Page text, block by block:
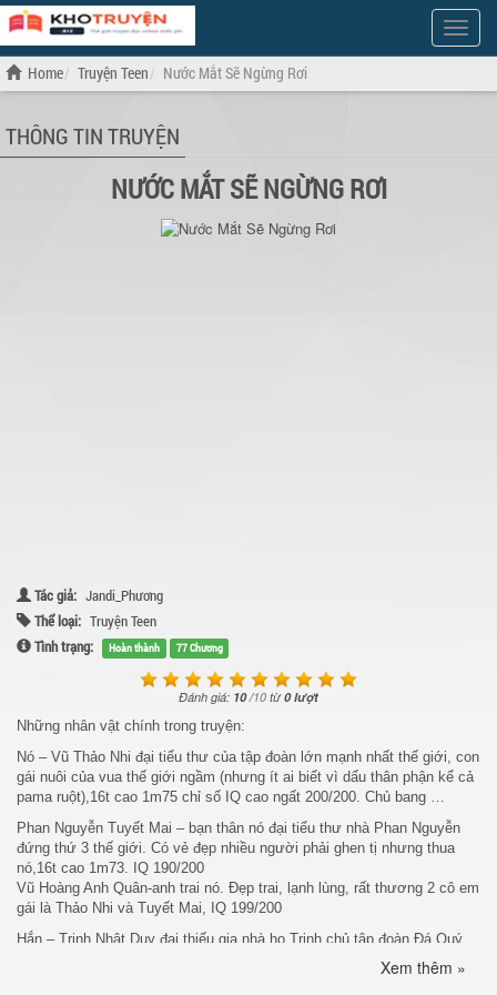
Show
Menu
Home Truyện Teen Nước Mắt Sẽ Ngừng Rơi
THÔNG TIN TRUYỆN
NƯỚC MẮT SẼ NGỪNG RƠI
Tác giả: Jandi_Phương
Thể loại: Truyện Teen
Tình trạng:
Hoàn thành 77 Chương
Đánh giá: 10/10 từ0 lượt
Những nhân vật chính trong truyện:
Nó – Vũ Thảo Nhi đại tiểu thư của tập đoàn lớn mạnh nhất thế giới, con
gái nuôi của vua thế giới ngầm (nhưng ít ai biết vì dấu thân phận kể cả
pama ruột),16t cao 1m75 chỉ số IQ cao ngất 200/200. Chủ bang …
Phan Nguyễn Tuyết Mai – bạn thân nó đại tiểu thư nhà Phan Nguyễn
đứng thứ 3 thế giới. Có vẻ đẹp nhiều người phải ghen tị nhưng thua
nó,16t cao 1m73. IQ 190/200
Vũ Hoàng Anh Quân-anh trai nó. Đẹp trai, lạnh lùng, rất thương 2 cô em
gái là Thảo Nhi và Tuyết Mai, IQ 199/200
Hắn – Trịnh Nhật Duy đại thiếu gia nhà họ Trịnh chủ tập đoàn Đá Quý
và nhiều Chi nhánh phân bố khắp thế giới. Là một tay sát gái khét tiếng
ăn chơi, bang chủ bang JP là hotboy của trường Trịnh Kim. 17t cao
Xem thêm »